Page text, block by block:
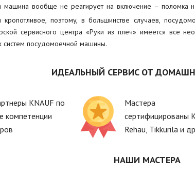
машина вообще не реагирует на включение – поломка
кропотливое, поэтому, в большинстве случаев,
сервисного центра «Руки из плеч» имеется все
систем посудомоечной машины.
ИДЕАЛЬНЫЙ СЕРВИС ОТ
KNAUF по
компетенции
Мастера
сертифицированы
Rehau, Tikkurila и
НАШИ МАСТЕРА